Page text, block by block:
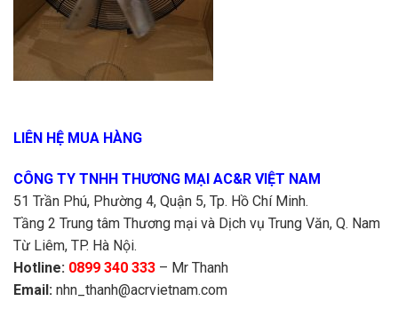
LIÊN HỆ MUA HÀNG
CÔNG TY TNHH THƯƠNG MẠI AC&R VIỆT NAM
51 Trần Phú, Phường 4, Quận 5, Tp. Hồ Chí Minh.
Tầng 2 Trung tâm Thương mại và Dịch vụ Trung Văn, Q. Nam
Từ Liêm, TP. Hà Nội.
Hotline: 0899 340 333 – Mr Thanh
Email: nhn_thanh@acrvietnam.com